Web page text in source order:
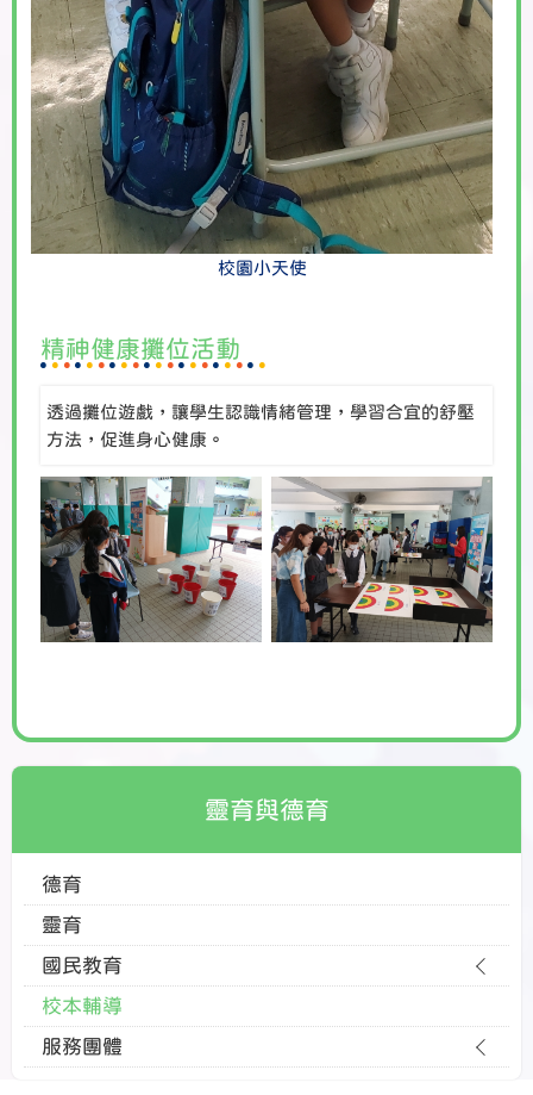
校園小天使
精神健康攤位活動
透過攤位遊戲，讓學生認識情緒管理，學習合宜的舒壓
方法，促進身心健康。
靈育與德育
德育
靈育
國民教育
校本輔導
服務團體